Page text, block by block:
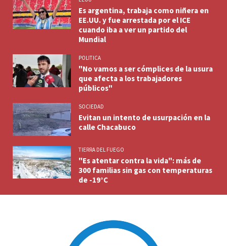
Es argentina, trabaja como niñera en
EE.UU. y fue arrestada por el ICE
cuando iba a ver un partido del
Mundial
POLITICA
"No vamos a ser cómplices de la usura
que afecta a los trabajadores
públicos"
SOCIEDAD
Evitan un intento de usurpación en la
calle Chacabuco
TIERRA DEL FUEGO
"Es atentar contra la vida": más de
300 familias sin gas con temperaturas
de -19°C